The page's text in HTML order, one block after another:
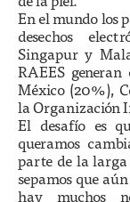
En el mundo los
desechos
Singapur y
RAEES
México (20%),
la Organización
El desafío es
queramos
parte de la
sepamos que
hay muchos